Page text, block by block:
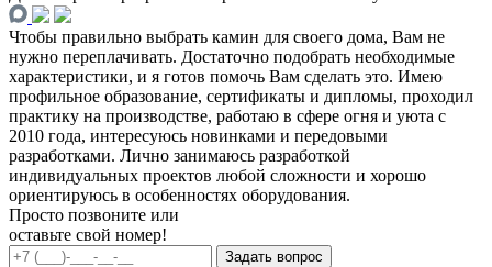
Чтобы правильно выбрать камин для своего дома, Вам не
нужно переплачивать. Достаточно подобрать необходимые
характеристики, и я готов помочь Вам сделать это. Имею
профильное образование, сертификаты и дипломы, проходил
практику на производстве, работаю в сфере огня и уюта с
2010 года, интересуюсь новинками и передовыми
разработками. Лично занимаюсь разработкой
индивидуальных проектов любой сложности и хорошо
ориентируюсь в особенностях оборудования.
Просто позвоните или
оставьте свой номер!
Задать вопрос